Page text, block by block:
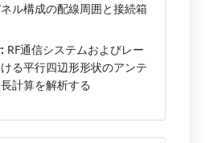
ル構成の配線周囲と接続箱
RF通信システムおよびレー
る平行四辺形形状のアンテ
計算を解析する